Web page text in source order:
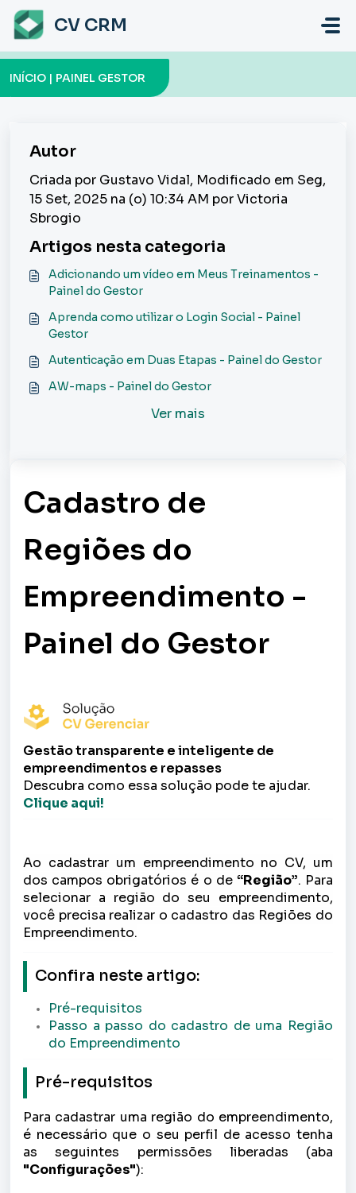
Ir para o conteúdo principal
CV CRM
INÍCIO | PAINEL GESTOR
Autor
Criada por Gustavo Vidal, Modificado em Seg,
15 Set, 2025 na (o) 10:34 AM por Victoria
Sbrogio
Artigos nesta categoria
Adicionando um vídeo em Meus Treinamentos -
Painel do Gestor
Aprenda como utilizar o Login Social - Painel
Gestor
Autenticação em Duas Etapas - Painel do Gestor
AW-maps - Painel do Gestor
Ver mais
Cadastro de
Regiões do
Empreendimento -
Painel do Gestor
Gestão transparente e inteligente de
empreendimentos e repasses
Descubra como essa solução pode te ajudar.
Clique aqui!
Ao cadastrar um empreendimento no CV, um
dos campos obrigatórios é o de “Região”. Para
selecionar a região do seu empreendimento,
você precisa realizar o cadastro das Regiões do
Empreendimento.
Confira neste artigo:
Pré-requisitos
Passo a passo do cadastro de uma Região
do Empreendimento
Pré-requisitos
Para cadastrar uma região do empreendimento,
é necessário que o seu perfil de acesso tenha
as seguintes permissões liberadas (aba
"Configurações"):